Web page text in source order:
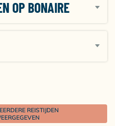
milieukeurmerk Earth
regionale
bij de lokale
OP BONAIRE
REISTIJDEN